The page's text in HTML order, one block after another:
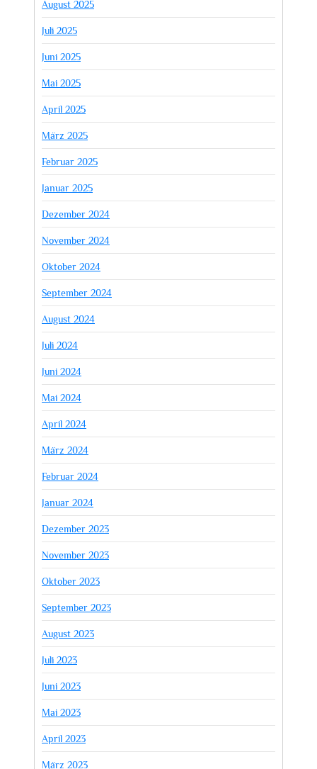
August 2025
Juli 2025
Juni 2025
Mai 2025
April 2025
März 2025
Februar 2025
Januar 2025
Dezember 2024
November 2024
Oktober 2024
September 2024
August 2024
Juli 2024
Juni 2024
Mai 2024
April 2024
März 2024
Februar 2024
Januar 2024
Dezember 2023
November 2023
Oktober 2023
September 2023
August 2023
Juli 2023
Juni 2023
Mai 2023
April 2023
März 2023